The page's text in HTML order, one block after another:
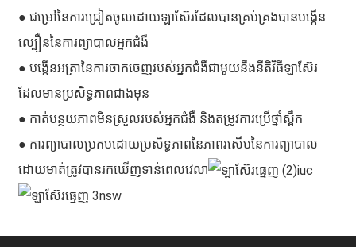
● ជម្រៅនៃការជ្រៀតចូលដោយឡាស៊ែរដែលបានគ្រប់គ្រងបានបង្កើន
ល្បឿននៃការព្យាបាលអ្នកជំងឺ
● បង្កើនអត្រានៃការចាកចេញរបស់អ្នកជំងឺជាមួយនឹងនីតិវិធីឡាស៊ែរ
ដែលមានប្រសិទ្ធភាពជាងមុន
● កាត់បន្ថយភាពមិនស្រួលរបស់អ្នកជំងឺ និងតម្រូវការប្រើថ្នាំស្ពឹក
● ការព្យាបាលប្រកបដោយប្រសិទ្ធភាពនៃភាពរសើបនៃការព្យាបាល
ដោយមាត់ត្រូវបានរកឃើញទាន់ពេលវេលា